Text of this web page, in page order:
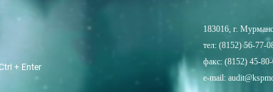
+ Enter
183016, г.
тел: (8152) 56-77-
факс: (8152) 45-
e-mail: